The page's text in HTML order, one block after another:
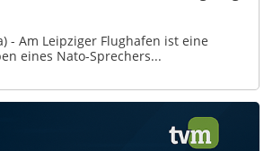
- Am Leipziger Flughafen ist eine
eines Nato-Sprechers...